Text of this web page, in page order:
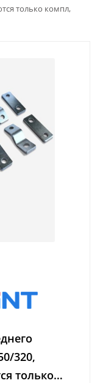
только компл,
320,
только